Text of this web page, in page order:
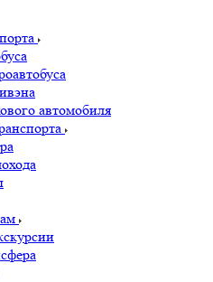
автомобиля